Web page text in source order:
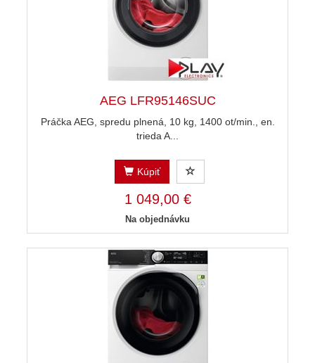
AEG LFR95146SUC
Práčka AEG, spredu plnená, 10 kg, 1400 ot/min., en.
trieda A...
Kúpiť
1 049,00 €
Na objednávku